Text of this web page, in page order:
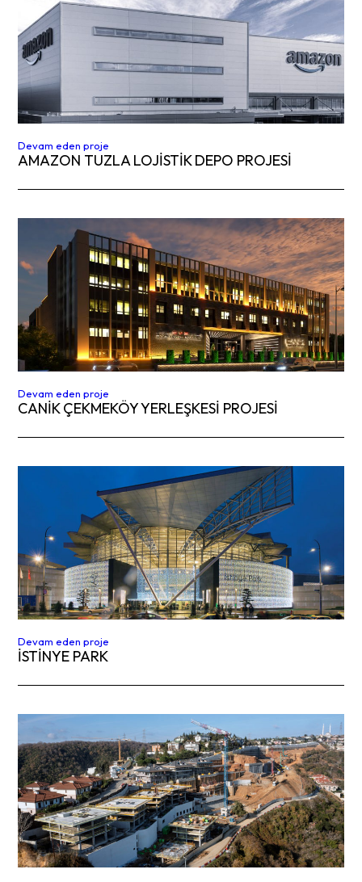
Devam eden proje
AMAZON TUZLA LOJİSTİK DEPO PROJESİ
Devam eden proje
CANIK ÇEKMEKÖY YERLEŞKESİ PROJESİ
Devam eden proje
İSTİNYE PARK